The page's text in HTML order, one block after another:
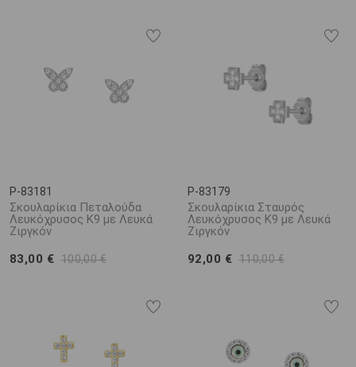
P-83181
Σκουλαρίκια Πεταλούδα
Λευκόχρυσος K9 με Λευκά
Ζιργκόν
83,00 € 100,00 €
P-83179
Σκουλαρίκια Σταυρός
Λευκόχρυσος K9 με Λευκά
Ζιργκόν
92,00 € 110,00 €